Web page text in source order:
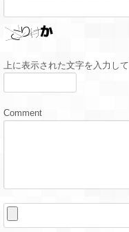
上に表示された文字を入力して
Comment